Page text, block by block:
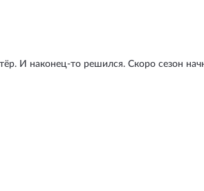
И наконец-то решился. Скоро сезон